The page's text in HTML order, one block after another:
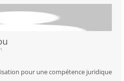
pour une compétence juridique